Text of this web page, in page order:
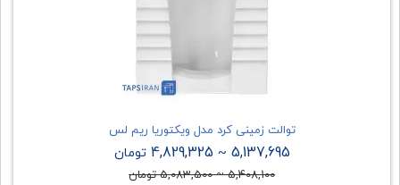
توالت زمینی کرد مدل ویکتوریا ریم لس
5,137,695
~
4,829,325 تومان
5,408,100
~
5,083,500تومان